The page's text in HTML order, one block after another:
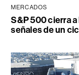
MERCADOS
S&P 500 cierra
señales de un